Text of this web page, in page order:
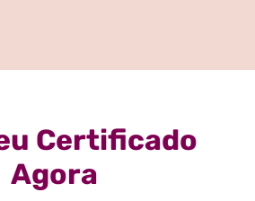
Certificado
Agora